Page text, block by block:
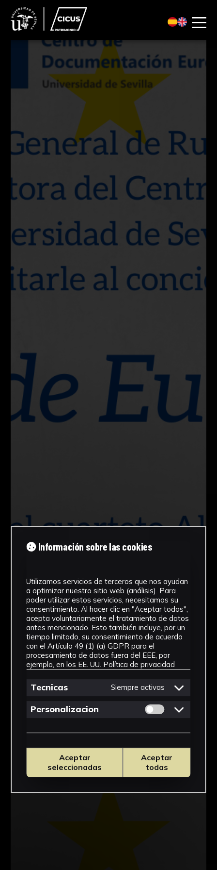
Información sobre las cookies
Utilizamos servicios de terceros que nos ayudan
a optimizar nuestro sitio web (análisis). Para
poder utilizar estos servicios, necesitamos su
consentimiento. Al hacer clic en "Aceptar todas",
acepta voluntariamente el tratamiento de datos
antes mencionado. Esto también incluye, por un
tiempo limitado, su consentimiento de acuerdo
con el Artículo 49 (1) (a) GDPR para el
procesamiento de datos fuera del EEE, por
ejemplo, en los EE. UU. Política de privacidad
Tecnicas Siempre activas
Personalizacion Permitir cookies
Aceptar
seleccionadas
Aceptar
todas